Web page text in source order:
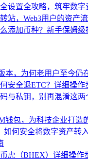
设置全攻略，筑牢数
站，Web3用户的资产
添加币种？新手保姆级
本，为何老用户至今仍
安全退ETC？详细操
与私钥，别再混淆这
钱包，为科技企业打造
如何安全将数字资产转
币虎（BHEX）详细操作